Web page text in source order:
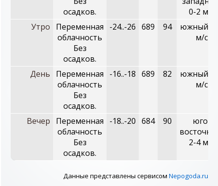
осадков.
0-2 м/с
Утро
Переменная
облачность
Без
осадков.
-24..-26 689 94
южный,
м/с
День
Переменная
облачность
Без
осадков.
-16..-18 689 82
южный,
м/с
Вечер
Переменная
облачность
Без
осадков.
-18..-20 684 90
юго-
2-4 м/с
Данные представлены сервисом Nepogoda.ru